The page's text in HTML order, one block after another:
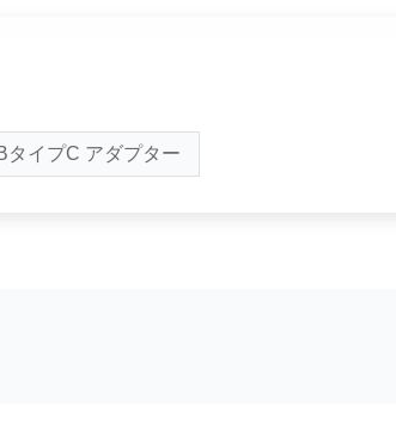
タイプC アダプター